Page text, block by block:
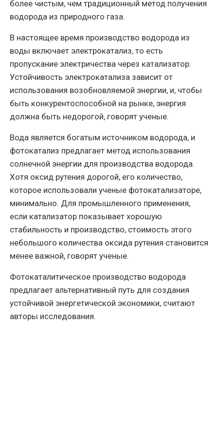
более чистым, чем традиционный метод получения
водорода из природного газа.
В настоящее время производство водорода из
воды включает электрокатализ, то есть
пропускание электричества через катализатор.
Устойчивость электрокатализа зависит от
использования возобновляемой энергии, и, чтобы
быть конкурентоспособной на рынке, энергия
должна быть недорогой, говорят ученые.
Вода является богатым источником водорода, и
фотокатализ предлагает метод использования
солнечной энергии для производства водорода.
Хотя оксид рутения дорогой, его количество,
которое использовали ученые фотокатализаторе,
минимально. Для промышленного применения,
если катализатор показывает хорошую
стабильность и производство, стоимость этого
небольшого количества оксида рутения становится
менее важной, говорят ученые.
Фотокаталитическое производство водорода
предлагает альтернативный путь для создания
устойчивой энергетической экономики, считают
авторы исследования.